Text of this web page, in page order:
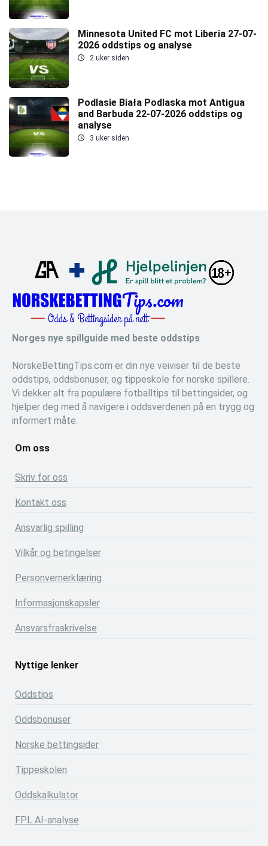
Minnesota United FC mot Liberia 27-07-
2026 oddstips og analyse
2 uker siden
Podlasie Biała Podlaska mot Antigua
and Barbuda 22-07-2026 oddstips og
analyse
3 uker siden
Norges nye spillguide med beste oddstips
NorskeBettingTips.com er din nye veiviser til de beste
oddstips, oddsbonuser, og tippeskole for norske spillere.
Vi dekker alt fra populære fotballtips til bettingsider, og
hjelper deg med å navigere i oddsverdenen på en trygg og
informert måte.
Om oss
Skriv for oss
Kontakt oss
Ansvarlig spilling
Vilkår og betingelser
Personvernerklæring
Informasjonskapsler
Ansvarsfraskrivelse
Nyttige lenker
Oddstips
Oddsbonuser
Norske bettingsider
Tippeskolen
Oddskalkulator
FPL AI-analyse